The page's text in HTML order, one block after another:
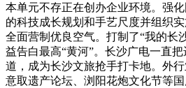
本单元不存正在创办企业环境。强
的科技成长规划和手艺尺度并组织
全面营制优良空气。打制了“我的长
益告白最高“黄河”。长沙广电一直
道，成为长沙文旅抢手打卡地。外
意取遗产论坛、浏阳花炮文化节等